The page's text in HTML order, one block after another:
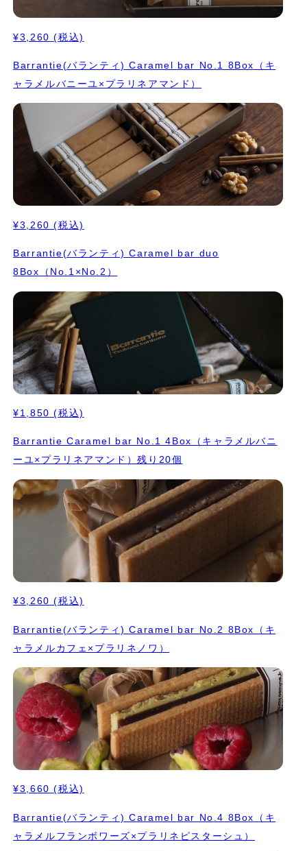
¥3,260 (税込)
Barrantie(バランティ) Caramel bar No.1 8Box（キ
ャラメルバニーユ×プラリネアマンド）
¥3,260 (税込)
Barrantie(バランティ) Caramel bar duo
8Box（No.1×No.2）
¥1,850 (税込)
Barrantie Caramel bar No.1 4Box（キャラメルバニ
ーユ×プラリネアマンド）残り20個
¥3,260 (税込)
Barrantie(バランティ) Caramel bar No.2 8Box（キ
ャラメルカフェ×プラリネノワ）
¥3,660 (税込)
Barrantie(バランティ) Caramel bar No.4 8Box（キ
ャラメルフランボワーズ×プラリネピスターシュ）